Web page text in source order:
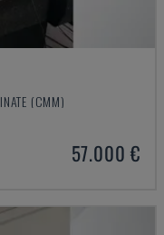
(CMM)
57.000 €